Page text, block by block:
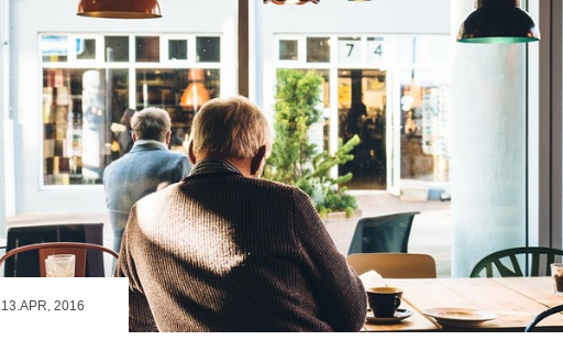
13.APR, 2016